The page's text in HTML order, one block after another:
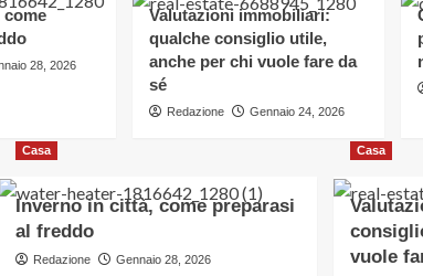
1
2
come
28, 2026
Valutazioni immobiliari:
qualche consiglio utile,
anche per chi vuole fare da
sé
Redazione Gennaio 24, 2026
Casa
Inverno in città, come preparasi
al freddo
Redazione Gennaio 28, 2026
Casa
vuole